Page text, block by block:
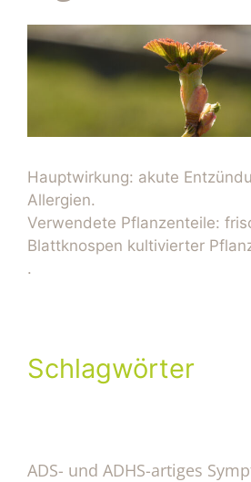
Hauptwirkung: akute
Allergien.
Verwendete Pflanzenteile:
Blattknospen kultivierter
.
Schlagwörter
ADS- und ADHS-artiges